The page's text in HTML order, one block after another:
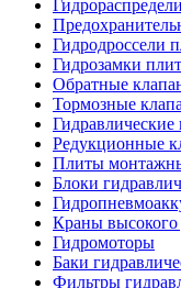
Гидродроссели
Гидрозамки
Обратные
Тормозные
Редукционные
Плиты
Блоки
Краны высокого
Гидромоторы
Баки
Фильтры